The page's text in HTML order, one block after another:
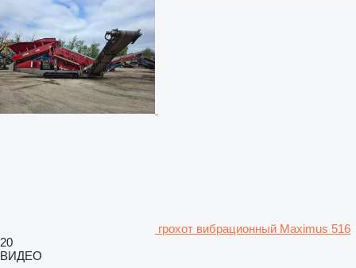
грохот вибрационный Maximus 516
20
ВИДЕО